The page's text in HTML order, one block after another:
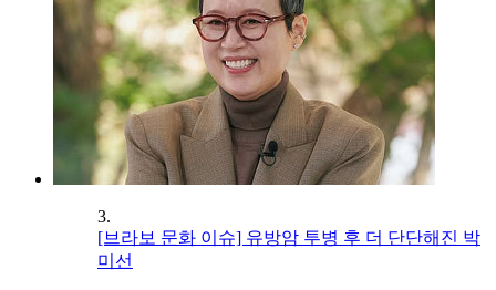
3.
[브라보 문화 이슈] 유방암 투병 후 더 단단해진 박
미선